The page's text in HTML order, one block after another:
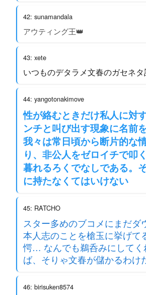
42: sunamandala
アウティング王👑
43: xete
いつものデタラメ文春のガセネタ
44: yangotonakimove
性が絡むときだけ私人に対
ンチと叫び出す現象に名前
我々は常日頃から断片的な
り、非公人をゼロイチで叩
暮れるろくでなしである。
に持たなくてはいけない
45: RATCHO
スター多めのブコメにまだダ
本人志のことを槍玉に挙げて
愕… なんでも鵜呑みにしてく
ば、そりゃ文春が儲かるわ
46: birisuken8574